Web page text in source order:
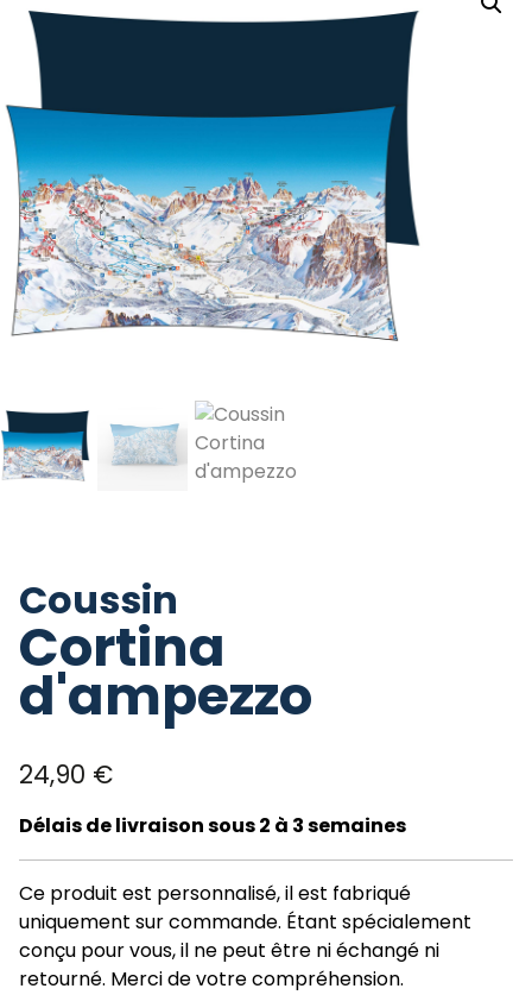
Coussin
Cortina
d'ampezzo
24,90 €
Délais de livraison sous 2 à 3 semaines
Ce produit est personnalisé, il est fabriqué
uniquement sur commande. Étant spécialement
conçu pour vous, il ne peut être ni échangé ni
retourné. Merci de votre compréhension.